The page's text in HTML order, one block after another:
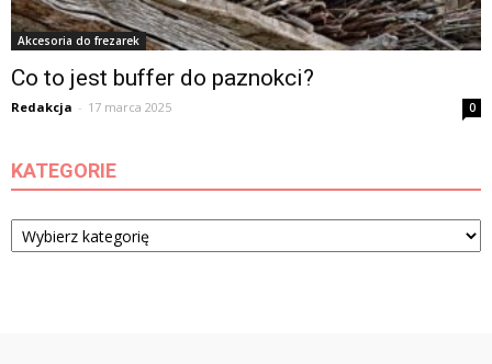
Akcesoria do frezarek
Co to jest buffer do paznokci?
Redakcja - 17 marca 2025 0
KATEGORIE
Kategorie